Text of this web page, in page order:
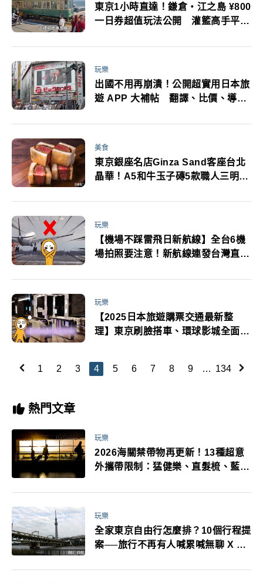
東京1小時直達！鎌倉・江之島 ¥800
一日券超值玩法公開 灌籃高手平交
美食一次走透透
玩樂
出國不用再崩潰！公開超實用日本旅
遊 APP 大補帖 翻譯、比價、導航
美食
東京銀座名店Ginza Sand客座台北
晶華！A5和牛玉子磚5款職人三明治
玩樂
【機場不踩雷飛日新航線】全台6機
場拍照要注意！新航線連發台灣直飛
場規範一次看
玩樂
【2025日本旅遊購票交通最新整
理】東京刷臉搭車、環球影城全面線
1 2 3 4 5 6 7 8 9 … 134
熱門文章
玩樂
2026海關禁帶物再更新！13種超意
外攜帶限制：猛健樂、直髮梳、藍牙
萬！注意事項一次看！
玩樂
全家東京自由行怎麼排？10個行程提
案──旅行不再有人喊累喊無聊 X 爸